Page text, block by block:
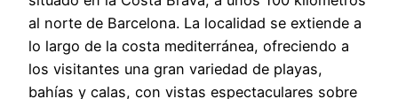
al norte de Barcelona. La localidad se extiende a
lo largo de la costa mediterránea, ofreciendo a
los visitantes una gran variedad de playas,
bahías y calas, con vistas espectaculares sobre